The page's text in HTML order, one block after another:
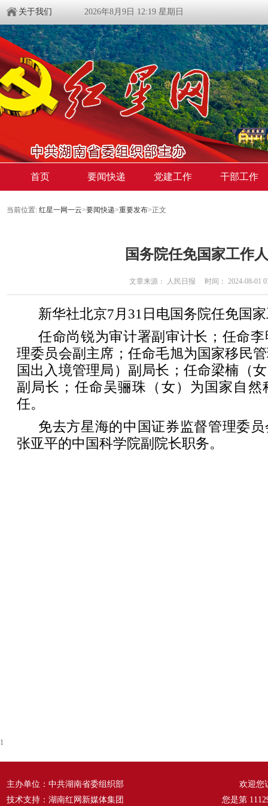
关于我们 2026年8月9日 12:19 星期日
首页 要闻快递 党建工作 干部工作
当前位置: 红星一网一云>要闻快递>重要发布>正文
国务院任免国家工作
文章来源： 人民日报 时间： 2024-08-01
新华社北京7月31日电国务院任免国
任命尚锐为审计署副审计长；任命
理委员会副主席；任命毛旭为国家移民
国出入境管理局）副局长；任命梁楠（
副局长；任命吴骊珠（女）为国家自然
任。
免去方星海的中国证券监督管理委
张亚平的中国科学院副院长职务。
1
主办单位：中共湖南省委组织部
技术支持：湖南红网新媒体集团
欢迎您
您是第